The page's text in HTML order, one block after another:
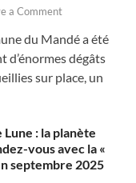
a Comment
du Mandé a été
d’énormes dégâts
sur place, un
: la planète
vous avec la «
septembre 2025